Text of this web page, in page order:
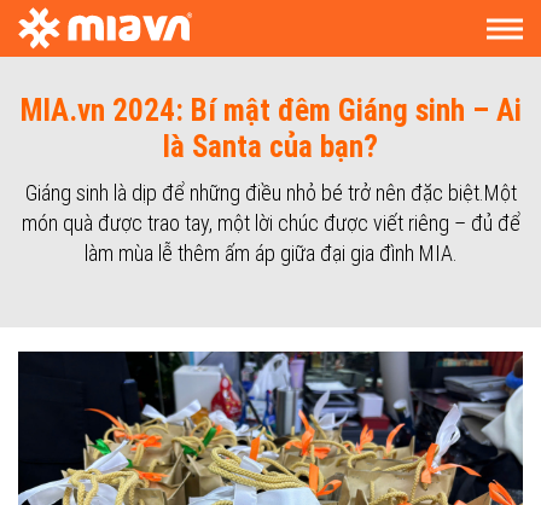
MIA.vn 2024: Bí mật đêm Giáng sinh – Ai
là Santa của bạn?
Giáng sinh là dịp để những điều nhỏ bé trở nên đặc biệt.Một
món quà được trao tay, một lời chúc được viết riêng – đủ để
làm mùa lễ thêm ấm áp giữa đại gia đình MIA.